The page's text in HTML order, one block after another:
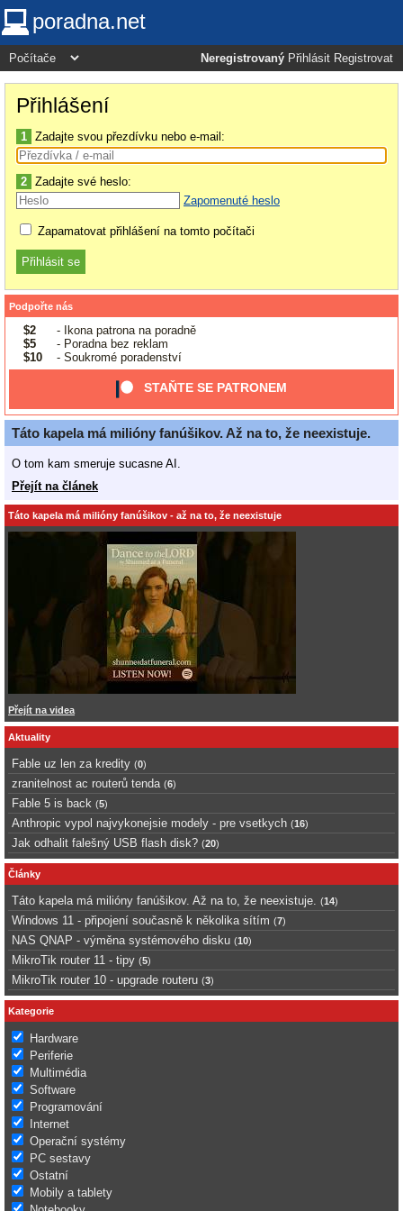
poradna.net
Neregistrovaný Přihlásit Registrovat
Přihlášení
1 Zadajte svou přezdívku nebo e-mail:
2 Zadajte své heslo:
Zapomenuté heslo
Zapamatovat přihlášení na tomto počítači
Podpořte nás
$2
- Ikona patrona na poradně
$5
- Poradna bez reklam
$10
- Soukromé poradenství
STAŇTE SE PATRONEM
Táto kapela má milióny fanúšikov. Až na to, že neexistuje.
O tom kam smeruje sucasne AI.
Přejít na článek
Táto kapela má milióny fanúšikov - až na to, že neexistuje
Přejít na videa
Aktuality
Fable uz len za kredity (0)
zranitelnost ac routerů tenda (6)
Fable 5 is back (5)
Anthropic vypol najvykonejsie modely - pre vsetkych (16)
Jak odhalit falešný USB flash disk? (20)
Články
Táto kapela má milióny fanúšikov. Až na to, že neexistuje. (14)
Windows 11 - připojení současně k několika sítím (7)
NAS QNAP - výměna systémového disku (10)
MikroTik router 11 - tipy (5)
MikroTik router 10 - upgrade routeru (3)
Kategorie
Hardware
Periferie
Multimédia
Software
Programování
Internet
Operační systémy
PC sestavy
Ostatní
Mobily a tablety